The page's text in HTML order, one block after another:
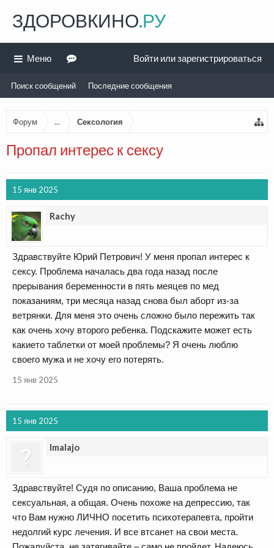
Форум ... Сексология
Пропал интерес к сексу
15 янв 2025
Rachy
Здравствуйте Юрий Петрович! У меня пропал интерес к
сексу. Проблема началась два года назад после
прерывания беременности в пять меяцев по мед
показаниям, три месяца назад снова был аборт из-за
ветрянки. Для меня это очень сложно было пережить так
как очень хочу второго ребенка. Подскажите может есть
какието таблетки от моей проблемы? Я очень люблю
своего мужа и не хочу его потерять.
15 янв 2025
15 янв 2025
Imalajo
Здравствуйте! Судя по описанию, Ваша проблема не
сексуальная, а общая. Очень похоже на депрессию, так
что Вам нужно ЛИЧНО посетить психотерапевта, пройти
недолгий курс лечения. И все втсанет на свои места.
ЗДОРОВКИНО.РУ
Меню
Поиск сообщений Последние сообщения
Войти или зарегистрироваться